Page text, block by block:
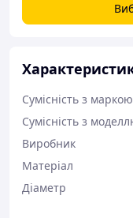
Сумісність з маркою
Сумісність з
Виробник
Матеріал
Діаметр